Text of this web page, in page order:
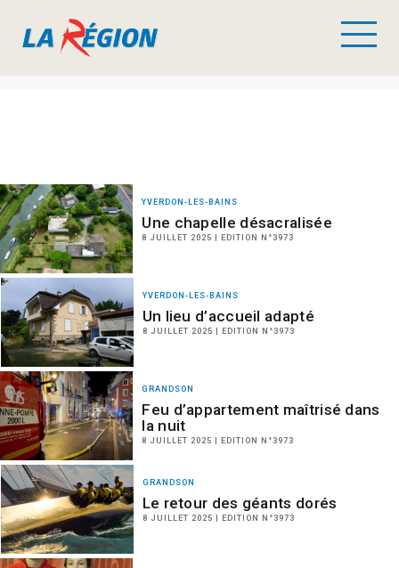
YVERDON-LES-BAINS
Une chapelle désacralisée
8 JUILLET 2025 | EDITION N°3973
YVERDON-LES-BAINS
Un lieu d’accueil adapté
8 JUILLET 2025 | EDITION N°3973
GRANDSON
Feu d’appartement maîtrisé dans
la nuit
8 JUILLET 2025 | EDITION N°3973
GRANDSON
Le retour des géants dorés
8 JUILLET 2025 | EDITION N°3973